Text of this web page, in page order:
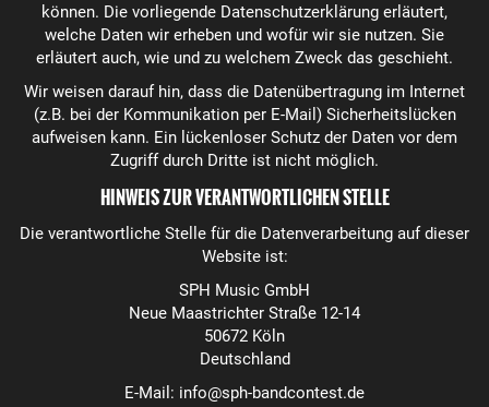
können. Die vorliegende Datenschutzerklärung erläutert,
welche Daten wir erheben und wofür wir sie nutzen. Sie
erläutert auch, wie und zu welchem Zweck das geschieht.
Wir weisen darauf hin, dass die Datenübertragung im Internet
(z.B. bei der Kommunikation per E-Mail) Sicherheitslücken
aufweisen kann. Ein lückenloser Schutz der Daten vor dem
Zugriff durch Dritte ist nicht möglich.
HINWEIS ZUR VERANTWORTLICHEN STELLE
Die verantwortliche Stelle für die Datenverarbeitung auf dieser
Website ist:
SPH Music GmbH
Neue Maastrichter Straße 12-14
50672 Köln
Deutschland
E-Mail: info@sph-bandcontest.de